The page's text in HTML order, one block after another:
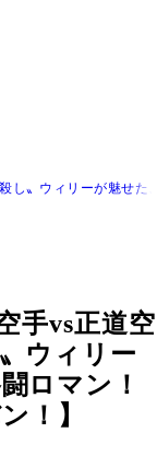
し〟ウィリーが魅せ
手vs正道空
ウィリー
ロマン！
！】